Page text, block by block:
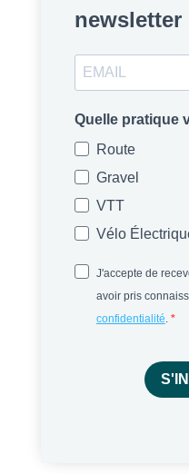
newsletter
Quelle pratique
Route
Gravel
VTT
Vélo
J'accepte de
avoir pris
confidentialité.